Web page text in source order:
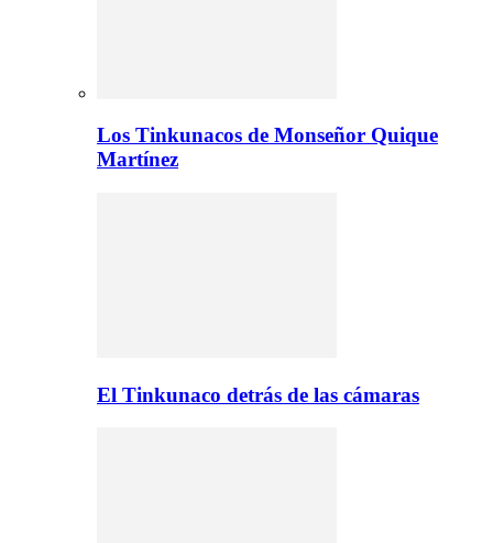
Los Tinkunacos de Monseñor Quique
Martínez
El Tinkunaco detrás de las cámaras